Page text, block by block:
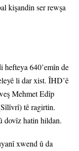
kişandin ser rewşa
640’emîn de
li dar xist. ÎHD’ê
Mehmet Edîp
tê ragirtin.
dovîz hatin hildan.
xwend û da